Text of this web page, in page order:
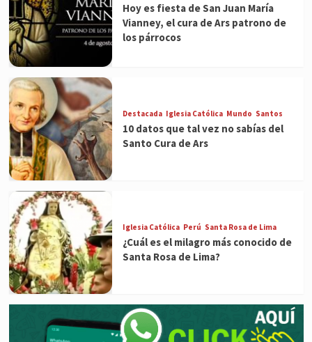
Hoy es fiesta de San Juan María
Vianney, el cura de Ars patrono de
los párrocos
Destacada Iglesia Católica Mundo Santos
10 datos que tal vez no sabías del
Santo Cura de Ars
Iglesia Católica Perú Santa Rosa de Lima
¿Cuál es el milagro más conocido de
Santa Rosa de Lima?